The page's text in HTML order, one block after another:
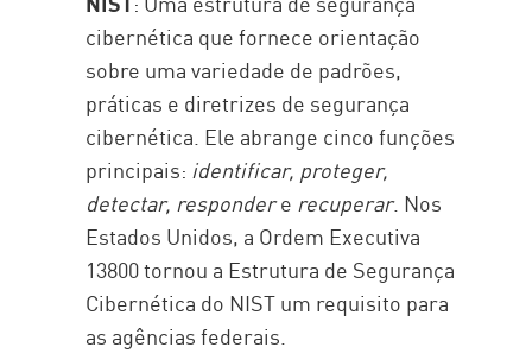
cibernética que fornece orientação
sobre uma variedade de padrões,
práticas e diretrizes de segurança
cibernética. Ele abrange cinco funções
principais: identificar, proteger,
detectar, respondere recuperar. Nos
Estados Unidos, a Ordem Executiva
13800 tornou a Estrutura de Segurança
Cibernética do NIST um requisito para
as agências federais.